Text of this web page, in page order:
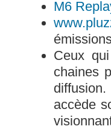
M6
Ceux
chaines
accède